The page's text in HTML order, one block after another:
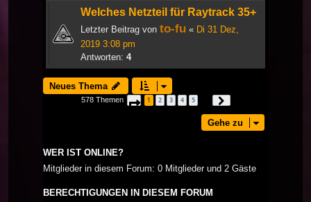
Welches Netzteil für Raytrack 35+
Letzter Beitrag von to-fu « Di 31 Dez,
2019 3:08 pm
Antworten: 4
Neues Thema
578 Themen Seite 1von 20
1 2 3 4 5
Gehe zu
WER IST ONLINE?
Mitglieder in diesem Forum: 0 Mitglieder und 2 Gäste
BERECHTIGUNGEN IN DIESEM FORUM